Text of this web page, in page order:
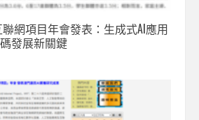
網項目年會發表：生成式AI應用
發展新關鍵